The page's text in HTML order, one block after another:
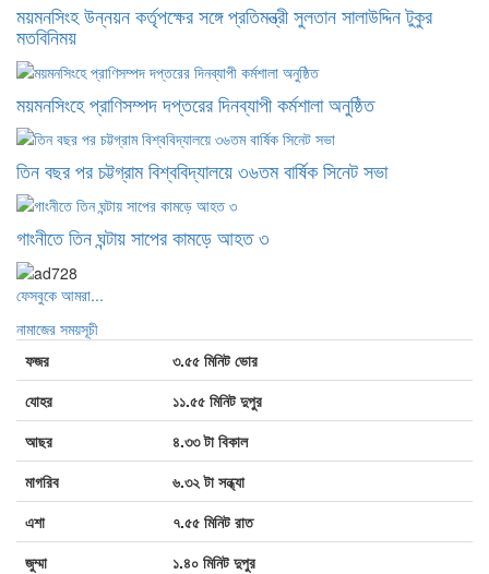
ময়মনসিংহ উন্নয়ন কর্তৃপক্ষের সঙ্গে প্রতিমন্ত্রী সুলতান সালাউদ্দিন টুকুর
মতবিনিময়
ময়মনসিংহে প্রাণিসম্পদ দপ্তরের দিনব্যাপী কর্মশালা অনুষ্ঠিত
তিন বছর পর চট্টগ্রাম বিশ্ববিদ্যালয়ে ৩৬তম বার্ষিক সিনেট সভা
গাংনীতে তিন ঘন্টায় সাপের কামড়ে আহত ৩
ফেসবুকে আমরা...
নামাজের সময়সূচী
ফজর
৩.৫৫ মিনিট ভোর
যোহর
১১.৫৫ মিনিট দুপুর
আছর
৪.৩৩ টা বিকাল
মাগরিব
৬.৩২ টা সন্ধ্যা
এশা
৭.৫৫ মিনিট রাত
জুম্মা
১.৪০ মিনিট দুপুর